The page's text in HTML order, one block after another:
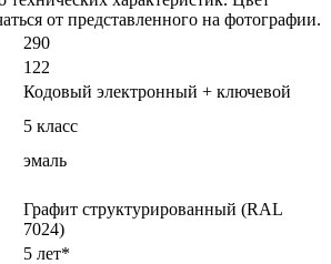
от представленного на фотографии.
290
122
Кодовый электронный + ключевой
5 класс
эмаль
Графит структурированный (RAL
7024)
5 лет*